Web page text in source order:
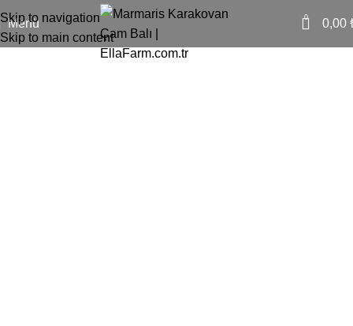
Skip to navigation
Skip to main content
Menü 0 0,00